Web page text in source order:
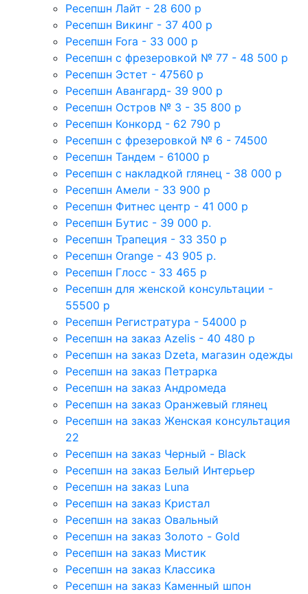
Ресепшн Лайт - 28 600 р
Ресепшн Викинг - 37 400 р
Ресепшн Fora - 33 000 р
Ресепшн с фрезеровкой № 77 - 48 500 р
Ресепшн Эстет - 47560 р
Ресепшн Авангард- 39 900 р
Ресепшн Остров № 3 - 35 800 р
Ресепшн Конкорд - 62 790 р
Ресепшн с фрезеровкой № 6 - 74500
Ресепшн Тандем - 61000 р
Ресепшн с накладкой глянец - 38 000 р
Ресепшн Амели - 33 900 р
Ресепшн Фитнес центр - 41 000 р
Ресепшн Бутис - 39 000 р.
Ресепшн Трапеция - 33 350 р
Ресепшн Orange - 43 905 р.
Ресепшн Глосс - 33 465 р
Ресепшн для женской консультации -
55500 р
Ресепшн Регистратура - 54000 р
Ресепшн на заказ Azelis - 40 480 р
Ресепшн на заказ Dzeta, магазин одежды
Ресепшн на заказ Петрарка
Ресепшн на заказ Андромеда
Ресепшн на заказ Оранжевый глянец
Ресепшн на заказ Женская консультация
22
Ресепшн на заказ Черный - Black
Ресепшн на заказ Белый Интерьер
Ресепшн на заказ Luna
Ресепшн на заказ Кристал
Ресепшн на заказ Овальный
Ресепшн на заказ Золото - Gold
Ресепшн на заказ Мистик
Ресепшн на заказ Классика
Ресепшн на заказ Каменный шпон